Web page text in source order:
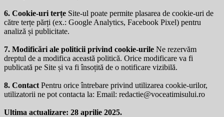
6. Cookie-uri terțe Site-ul poate permite plasarea de cookie-uri de
către terțe părți (ex.: Google Analytics, Facebook Pixel) pentru
analiză și publicitate.
7. Modificări ale politicii privind cookie-urile Ne rezervăm
dreptul de a modifica această politică. Orice modificare va fi
publicată pe Site și va fi însoțită de o notificare vizibilă.
8. Contact Pentru orice întrebare privind utilizarea cookie-urilor,
utilizatorii ne pot contacta la: Email: redactie@voceatimisului.ro
Ultima actualizare: 28 aprilie 2025.